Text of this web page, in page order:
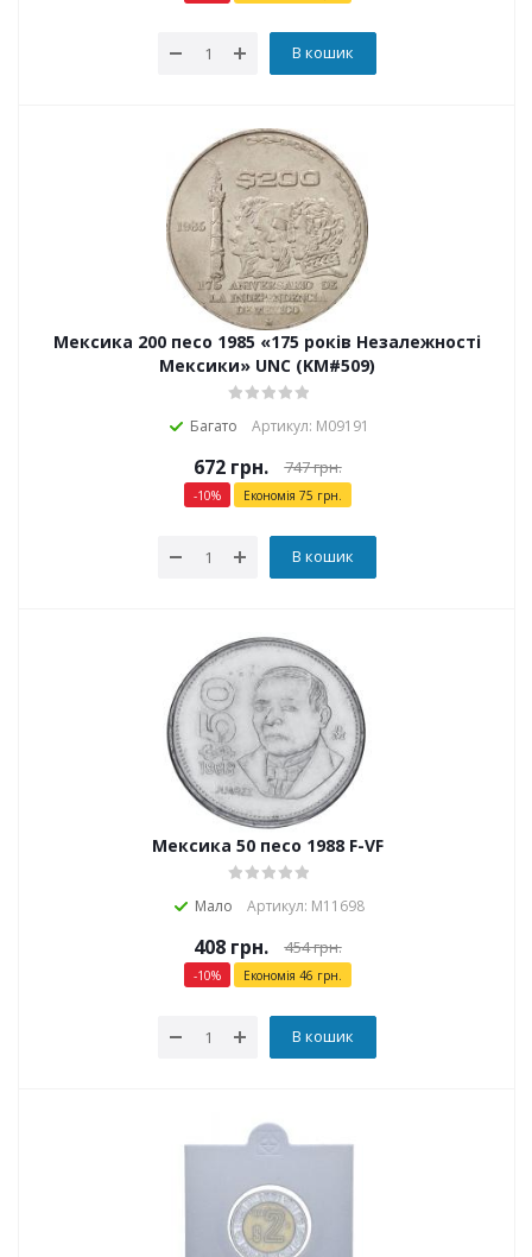
В кошик
Мексика 200 песо 1985 «175 років Незалежності
Мексики» UNC (KM#509)
Багато Артикул: М09191
672грн. 747грн.
-10% Економія 75 грн.
В кошик
Мексика 50 песо 1988 F-VF
Мало Артикул: М11698
408грн. 454грн.
-10% Економія 46 грн.
В кошик